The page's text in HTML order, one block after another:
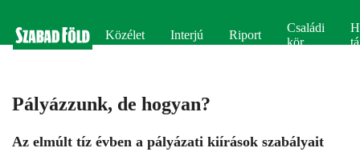
Közélet Interjú Riport
Családi
kör
Pályázzunk, de hogyan?
Az elmúlt tíz évben a pályázati kiírások szabályait